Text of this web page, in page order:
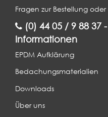
Fragen zur Bestellung
(0) 44 05 / 9 88 37
Informationen
EPDM Aufklärung
Bedachungsmaterialien
Downloads
Über uns